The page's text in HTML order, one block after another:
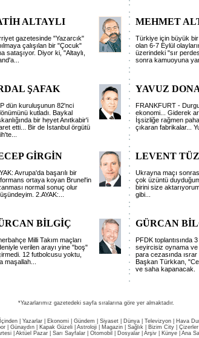
ALTAYLI
gazetesinde "Yazarcık"
çalışılan bir "Çocuk"
sataşıyor. Diyor ki, "Altaylı,
MEHMET
Türkiye için büyük
olan 6-7 Eylül
üzerindeki "sır
sonra kamuoyuna
ŞAFAK
dün kuruluşunun 82'nci
kutladı. Baykal
bir heyet Anıtkabir'i
etti... Bir de İstanbul örgütü
YAVUZ
FRANKFURT -
ekonomi... Giderek
İşsizliğe rağmen
çıkaran fabrikalar...
GİRGİN
Avrupa'da başarılı bir
ortaya koyan Brunel'in
normal sonuç olur
2.AYAK:...
LEVENT
Ukrayna maçı
çok üzüntü
birini size
gibi...
BİLGİÇ
Milli Takım maçları
verilen arayı yine "boş"
12 futbolcusu yoktu,
maşallah...
GÜRCAN
PFDK toplantısında
seyircisiz oynama ve
para cezasında ısrar
Başkan Türkkan,
ve saha kapanacak.
*Yazarlarımız gazetedeki sayfa sıralarına göre yer almaktadır.
Yazarlar Ekonomi Gündem Siyaset Dünya | Televizyon
Hava
Günaydın Kapak Güzeli Astroloji Magazin Sağlık Bizim City
Çizerler
| Aktüel Pazar| Sarı Sayfalar| Otomobil Dosyalar| Arşiv| Künye| Ana